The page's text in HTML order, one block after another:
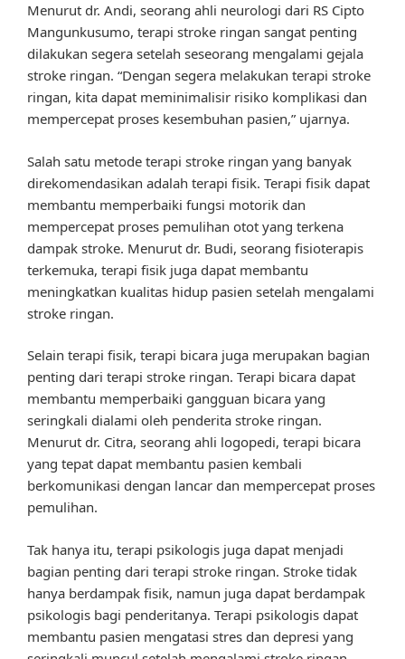
Menurut dr. Andi, seorang ahli neurologi dari RS Cipto
Mangunkusumo, terapi stroke ringan sangat penting
dilakukan segera setelah seseorang mengalami gejala
stroke ringan. “Dengan segera melakukan terapi stroke
ringan, kita dapat meminimalisir risiko komplikasi dan
mempercepat proses kesembuhan pasien,” ujarnya.
Salah satu metode terapi stroke ringan yang banyak
direkomendasikan adalah terapi fisik. Terapi fisik dapat
membantu memperbaiki fungsi motorik dan
mempercepat proses pemulihan otot yang terkena
dampak stroke. Menurut dr. Budi, seorang fisioterapis
terkemuka, terapi fisik juga dapat membantu
meningkatkan kualitas hidup pasien setelah mengalami
stroke ringan.
Selain terapi fisik, terapi bicara juga merupakan bagian
penting dari terapi stroke ringan. Terapi bicara dapat
membantu memperbaiki gangguan bicara yang
seringkali dialami oleh penderita stroke ringan.
Menurut dr. Citra, seorang ahli logopedi, terapi bicara
yang tepat dapat membantu pasien kembali
berkomunikasi dengan lancar dan mempercepat proses
pemulihan.
Tak hanya itu, terapi psikologis juga dapat menjadi
bagian penting dari terapi stroke ringan. Stroke tidak
hanya berdampak fisik, namun juga dapat berdampak
psikologis bagi penderitanya. Terapi psikologis dapat
membantu pasien mengatasi stres dan depresi yang